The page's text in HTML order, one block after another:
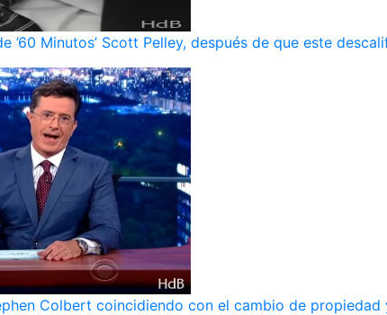
’60 Minutos’ Scott Pelley, después de que este
Colbert coincidiendo con el cambio de